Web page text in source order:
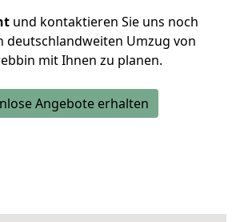
und kontaktieren Sie uns noch
deutschlandweiten Umzug von
mit Ihnen zu planen.
Angebote erhalten